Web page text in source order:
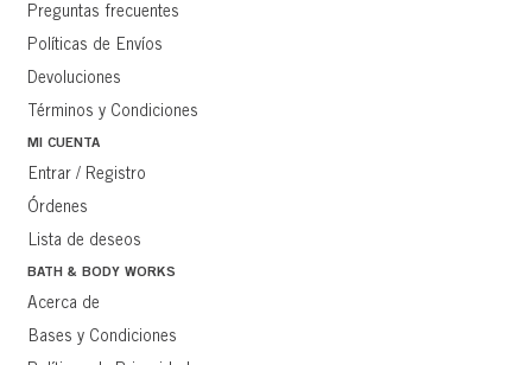
Preguntas frecuentes
Políticas de Envíos
Devoluciones
Términos y Condiciones
MI CUENTA
Entrar / Registro
Órdenes
Lista de deseos
BATH & BODY WORKS
Acerca de
Bases y Condiciones